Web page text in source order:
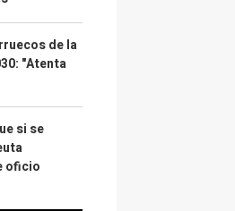
de la
"Atenta
si se
oficio